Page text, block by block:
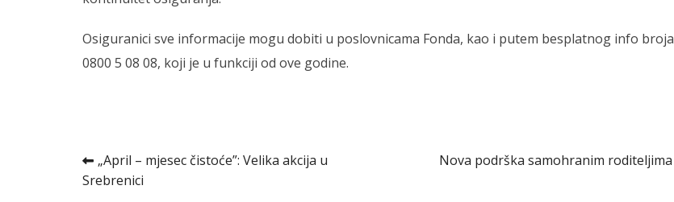
Osiguranici sve informacije mogu dobiti u poslovnicama Fonda, kao i putem besplatnog info broja
0800 5 08 08, koji je u funkciji od ove godine.
Kretanje
„April – mjesec čistoće”: Velika akcija u
Srebrenici
Nova podrška samohranim roditeljima